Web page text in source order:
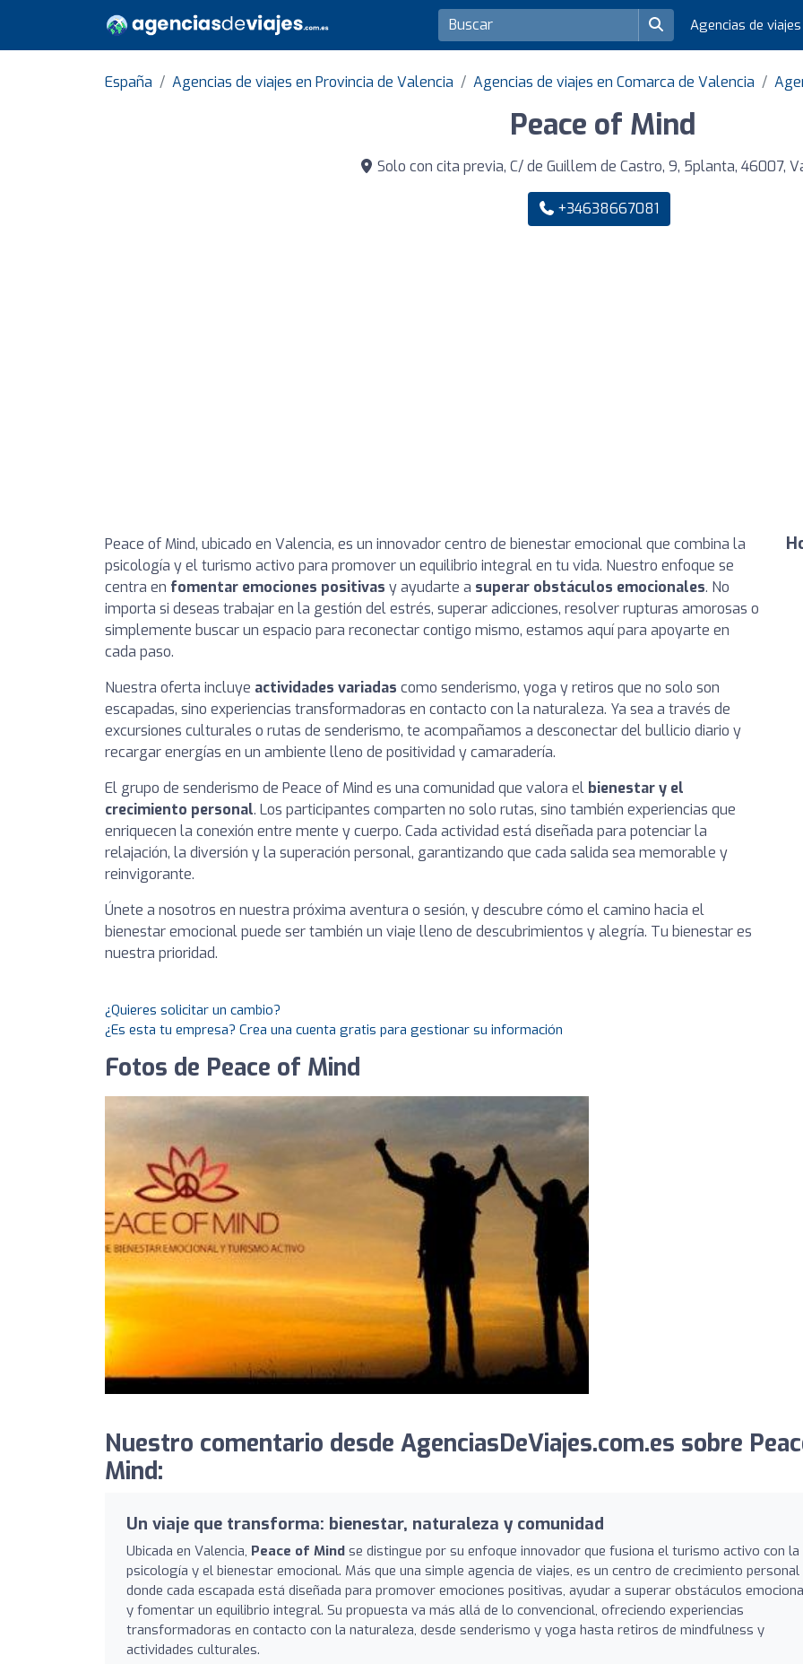
Agencias de
España Agencias de viajes en Provincia de Valencia Agencias de viajes en Comarca de Valencia
Peace of Mind
Solo con cita previa, C/ de Guillem de Castro, 9, 5planta, 46007,
+34638667081
Peace of Mind, ubicado en Valencia, es un innovador centro de bienestar emocional que combina la
psicología y el turismo activo para promover un equilibrio integral en tu vida. Nuestro enfoque se
centra en fomentar emociones positivas y ayudarte a superar obstáculos emocionales. No
importa si deseas trabajar en la gestión del estrés, superar adicciones, resolver rupturas amorosas o
simplemente buscar un espacio para reconectar contigo mismo, estamos aquí para apoyarte en
cada paso.
Nuestra oferta incluye actividades variadas como senderismo, yoga y retiros que no solo son
escapadas, sino experiencias transformadoras en contacto con la naturaleza. Ya sea a través de
excursiones culturales o rutas de senderismo, te acompañamos a desconectar del bullicio diario y
recargar energías en un ambiente lleno de positividad y camaradería.
El grupo de senderismo de Peace of Mind es una comunidad que valora el bienestar y el
crecimiento personal. Los participantes comparten no solo rutas, sino también experiencias que
enriquecen la conexión entre mente y cuerpo. Cada actividad está diseñada para potenciar la
relajación, la diversión y la superación personal, garantizando que cada salida sea memorable y
reinvigorante.
Únete a nosotros en nuestra próxima aventura o sesión, y descubre cómo el camino hacia el
bienestar emocional puede ser también un viaje lleno de descubrimientos y alegría. Tu bienestar es
nuestra prioridad.
¿Quieres solicitar un cambio?
¿Es esta tu empresa? Crea una cuenta gratis para gestionar su información
Fotos de Peace of Mind
Nuestro comentario desde AgenciasDeViajes.com.es sobre
Mind:
Un viaje que transforma: bienestar, naturaleza y comunidad
Ubicada en Valencia, Peace of Mind se distingue por su enfoque innovador que fusiona el turismo activo con la
psicología y el bienestar emocional. Más que una simple agencia de viajes, es un centro de crecimiento personal
donde cada escapada está diseñada para promover emociones positivas, ayudar a superar obstáculos
y fomentar un equilibrio integral. Su propuesta va más allá de lo convencional, ofreciendo experiencias
transformadoras en contacto con la naturaleza, desde senderismo y yoga hasta retiros de mindfulness y
actividades culturales.